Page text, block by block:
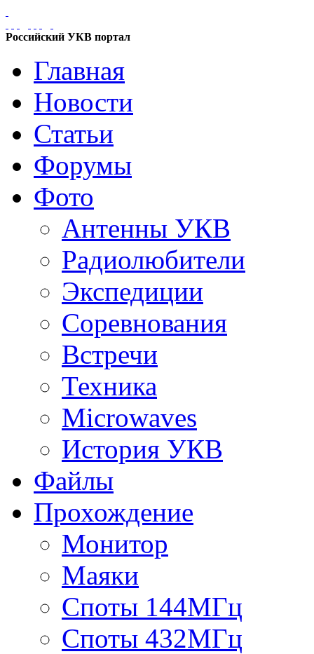
Российский УКВ портал
Главная
Новости
Статьи
Форумы
Фото
Антенны УКВ
Радиолюбители
Экспедиции
Соревнования
Встречи
Техника
Microwaves
История УКВ
Файлы
Прохождение
Монитор
Маяки
Споты 144МГц
Споты 432МГц